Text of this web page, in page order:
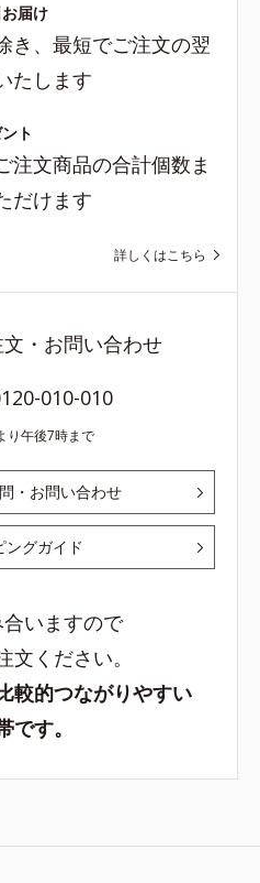
届け
き、最短でご注文の翌
たします
ト
注文商品の合計個数ま
だけます
詳しくはこちら
・お問い合わせ
010-010
り午後7時まで
・お問い合わせ
ングガイド
合いますので
文ください。
較的つながりやすい
です。